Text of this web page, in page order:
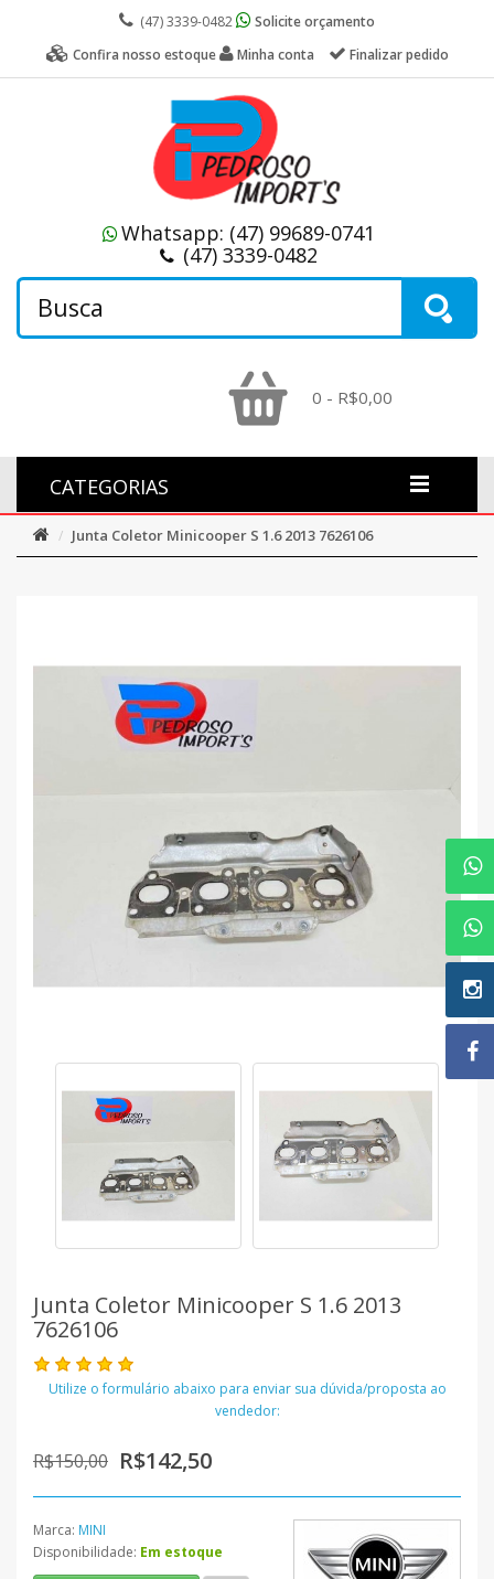
(47) 3339-0482
Solicite orçamento
Confira nosso estoque
Minha conta Finalizar pedido
Whatsapp: (47) 99689-0741
(47) 3339-0482
0 - R$0,00
CATEGORIAS
Junta Coletor Minicooper S 1.6 2013 7626106
Junta Coletor Minicooper S 1.6 2013
7626106
Utilize o formulário abaixo para enviar sua dúvida/proposta ao
vendedor:
R$150,00 R$142,50
Marca: MINI
Disponibilidade: Em estoque